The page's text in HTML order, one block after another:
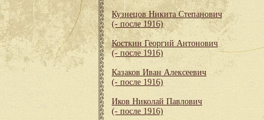
Кузнецов Никита Степанович
(- после 1916)
Косткин Георгий Антонович
(- после 1916)
Казаков Иван Алексеевич
(- после 1916)
Иков Николай Павлович
(- после 1916)